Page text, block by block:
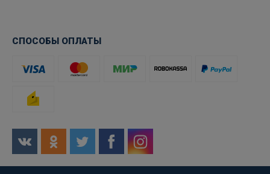
СПОСОБЫ ОПЛАТЫ